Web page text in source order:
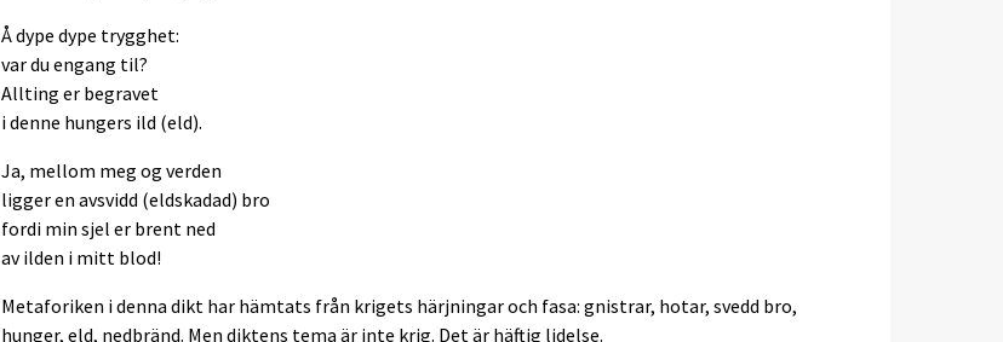
Å dype dype trygghet:
var du engang til?
Allting er begravet
i denne hungers ild (eld).
Ja, mellom meg og verden
ligger en avsvidd (eldskadad) bro
fordi min sjel er brent ned
av ilden i mitt blod!
Metaforiken i denna dikt har hämtats från krigets härjningar och fasa: gnistrar, hotar, svedd bro,
hunger, eld, nedbränd. Men diktens tema är inte krig. Det är häftig lidelse.